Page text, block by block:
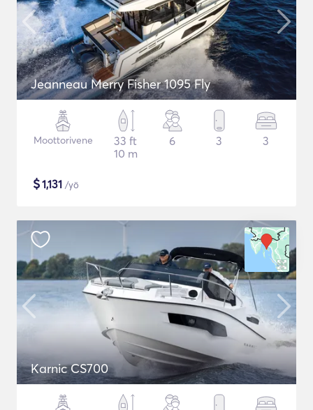
Jeanneau Merry Fisher 1095 Fly
Moottorivene
33 ft
10 m
6 3 3
$1,131 /yö
Karnic CS700